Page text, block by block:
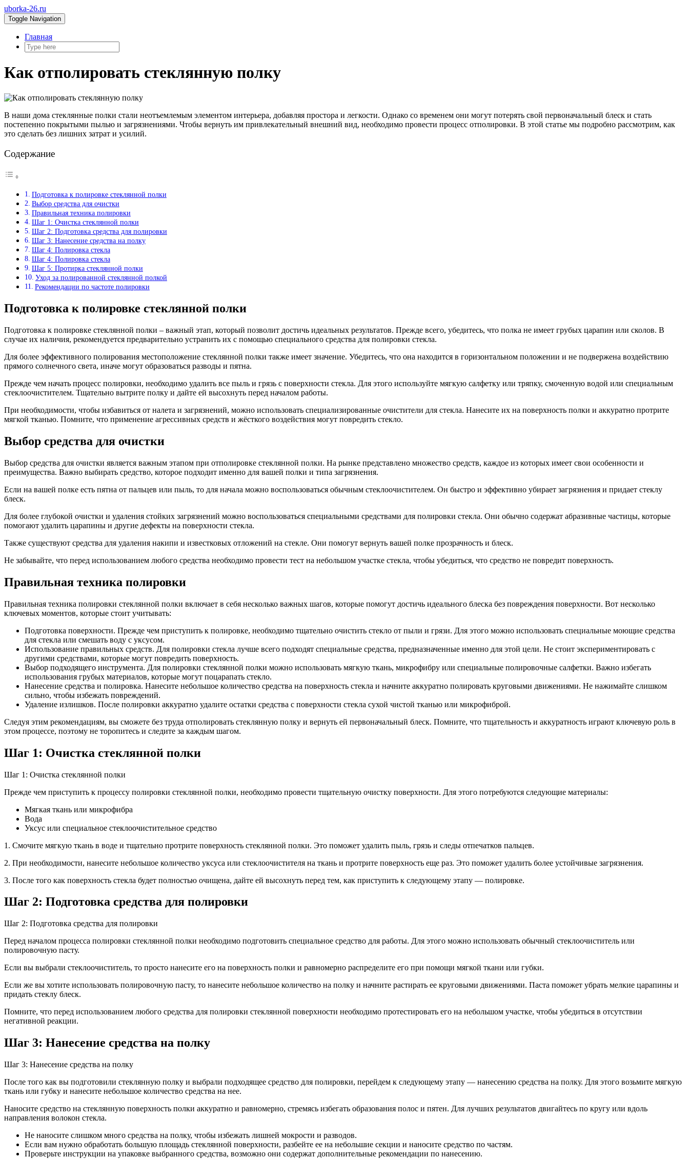
uborka-26.ru
Toggle Navigation
Главная
Как отполировать стеклянную полку
В наши дома стеклянные полки стали неотъемлемым элементом интерьера, добавляя простора и легкости. Однако со временем они могут потерять свой первоначальный блеск и стать
постепенно покрытыми пылью и загрязнениями. Чтобы вернуть им привлекательный внешний вид, необходимо провести процесс отполировки. В этой статье мы подробно рассмотрим, как
это сделать без лишних затрат и усилий.
Содержание
Подготовка к полировке стеклянной полки
Выбор средства для очистки
Правильная техника полировки
Шаг 1: Очистка стеклянной полки
Шаг 2: Подготовка средства для полировки
Шаг 3: Нанесение средства на полку
Шаг 4: Полировка стекла
Шаг 4: Полировка стекла
Шаг 5: Протирка стеклянной полки
Уход за полированной стеклянной полкой
Рекомендации по частоте полировки
Подготовка к полировке стеклянной полки
Подготовка к полировке стеклянной полки – важный этап, который позволит достичь идеальных результатов. Прежде всего, убедитесь, что полка не имеет грубых царапин или сколов. В
случае их наличия, рекомендуется предварительно устранить их с помощью специального средства для полировки стекла.
Для более эффективного полирования местоположение стеклянной полки также имеет значение. Убедитесь, что она находится в горизонтальном положении и не подвержена воздействию
прямого солнечного света, иначе могут образоваться разводы и пятна.
Прежде чем начать процесс полировки, необходимо удалить все пыль и грязь с поверхности стекла. Для этого используйте мягкую салфетку или тряпку, смоченную водой или специальным
стеклоочистителем. Тщательно вытрите полку и дайте ей высохнуть перед началом работы.
При необходимости, чтобы избавиться от налета и загрязнений, можно использовать специализированные очистители для стекла. Нанесите их на поверхность полки и аккуратно протрите
мягкой тканью. Помните, что применение агрессивных средств и жёсткого воздействия могут повредить стекло.
Выбор средства для очистки
Выбор средства для очистки является важным этапом при отполировке стеклянной полки. На рынке представлено множество средств, каждое из которых имеет свои особенности и
преимущества. Важно выбирать средство, которое подходит именно для вашей полки и типа загрязнения.
Если на вашей полке есть пятна от пальцев или пыль, то для начала можно воспользоваться обычным стеклоочистителем. Он быстро и эффективно убирает загрязнения и придает стеклу
блеск.
Для более глубокой очистки и удаления стойких загрязнений можно воспользоваться специальными средствами для полировки стекла. Они обычно содержат абразивные частицы, которые
помогают удалить царапины и другие дефекты на поверхности стекла.
Также существуют средства для удаления накипи и известковых отложений на стекле. Они помогут вернуть вашей полке прозрачность и блеск.
Не забывайте, что перед использованием любого средства необходимо провести тест на небольшом участке стекла, чтобы убедиться, что средство не повредит поверхность.
Правильная техника полировки
Правильная техника полировки стеклянной полки включает в себя несколько важных шагов, которые помогут достичь идеального блеска без повреждения поверхности. Вот несколько
ключевых моментов, которые стоит учитывать:
Подготовка поверхности. Прежде чем приступить к полировке, необходимо тщательно очистить стекло от пыли и грязи. Для этого можно использовать специальные моющие средства
для стекла или смешать воду с уксусом.
Использование правильных средств. Для полировки стекла лучше всего подходят специальные средства, предназначенные именно для этой цели. Не стоит экспериментировать с
другими средствами, которые могут повредить поверхность.
Выбор подходящего инструмента. Для полировки стеклянной полки можно использовать мягкую ткань, микрофибру или специальные полировочные салфетки. Важно избегать
использования грубых материалов, которые могут поцарапать стекло.
Нанесение средства и полировка. Нанесите небольшое количество средства на поверхность стекла и начните аккуратно полировать круговыми движениями. Не нажимайте слишком
сильно, чтобы избежать повреждений.
Удаление излишков. После полировки аккуратно удалите остатки средства с поверхности стекла сухой чистой тканью или микрофиброй.
Следуя этим рекомендациям, вы сможете без труда отполировать стеклянную полку и вернуть ей первоначальный блеск. Помните, что тщательность и аккуратность играют ключевую роль в
этом процессе, поэтому не торопитесь и следите за каждым шагом.
Шаг 1: Очистка стеклянной полки
Шаг 1: Очистка стеклянной полки
Прежде чем приступить к процессу полировки стеклянной полки, необходимо провести тщательную очистку поверхности. Для этого потребуются следующие материалы:
Мягкая ткань или микрофибра
Вода
Уксус или специальное стеклоочистительное средство
1. Смочите мягкую ткань в воде и тщательно протрите поверхность стеклянной полки. Это поможет удалить пыль, грязь и следы отпечатков пальцев.
2. При необходимости, нанесите небольшое количество уксуса или стеклоочистителя на ткань и протрите поверхность еще раз. Это поможет удалить более устойчивые загрязнения.
3. После того как поверхность стекла будет полностью очищена, дайте ей высохнуть перед тем, как приступить к следующему этапу — полировке.
Шаг 2: Подготовка средства для полировки
Шаг 2: Подготовка средства для полировки
Перед началом процесса полировки стеклянной полки необходимо подготовить специальное средство для работы. Для этого можно использовать обычный стеклоочиститель или
полировочную пасту.
Если вы выбрали стеклоочиститель, то просто нанесите его на поверхность полки и равномерно распределите его при помощи мягкой ткани или губки.
Если же вы хотите использовать полировочную пасту, то нанесите небольшое количество на полку и начните растирать ее круговыми движениями. Паста поможет убрать мелкие царапины и
придать стеклу блеск.
Помните, что перед использованием любого средства для полировки стеклянной поверхности необходимо протестировать его на небольшом участке, чтобы убедиться в отсутствии
негативной реакции.
Шаг 3: Нанесение средства на полку
Шаг 3: Нанесение средства на полку
После того как вы подготовили стеклянную полку и выбрали подходящее средство для полировки, перейдем к следующему этапу — нанесению средства на полку. Для этого возьмите мягкую
ткань или губку и нанесите небольшое количество средства на нее.
Наносите средство на стеклянную поверхность полки аккуратно и равномерно, стремясь избегать образования полос и пятен. Для лучших результатов двигайтесь по кругу или вдоль
направления волокон стекла.
Не наносите слишком много средства на полку, чтобы избежать лишней мокрости и разводов.
Если вам нужно обработать большую площадь стеклянной поверхности, разбейте ее на небольшие секции и наносите средство по частям.
Проверьте инструкции на упаковке выбранного средства, возможно они содержат дополнительные рекомендации по нанесению.